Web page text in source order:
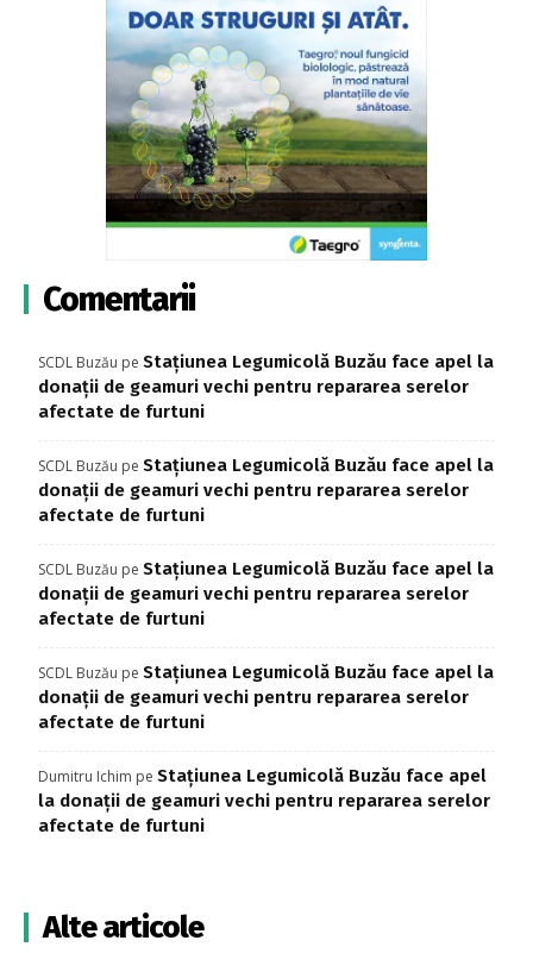
Comentarii
SCDL Buzău pe Stațiunea Legumicolă Buzău face apel la
donații de geamuri vechi pentru repararea serelor
afectate de furtuni
SCDL Buzău pe Stațiunea Legumicolă Buzău face apel la
donații de geamuri vechi pentru repararea serelor
afectate de furtuni
SCDL Buzău pe Stațiunea Legumicolă Buzău face apel la
donații de geamuri vechi pentru repararea serelor
afectate de furtuni
SCDL Buzău pe Stațiunea Legumicolă Buzău face apel la
donații de geamuri vechi pentru repararea serelor
afectate de furtuni
Dumitru Ichim pe Stațiunea Legumicolă Buzău face apel
la donații de geamuri vechi pentru repararea serelor
afectate de furtuni
Alte articole